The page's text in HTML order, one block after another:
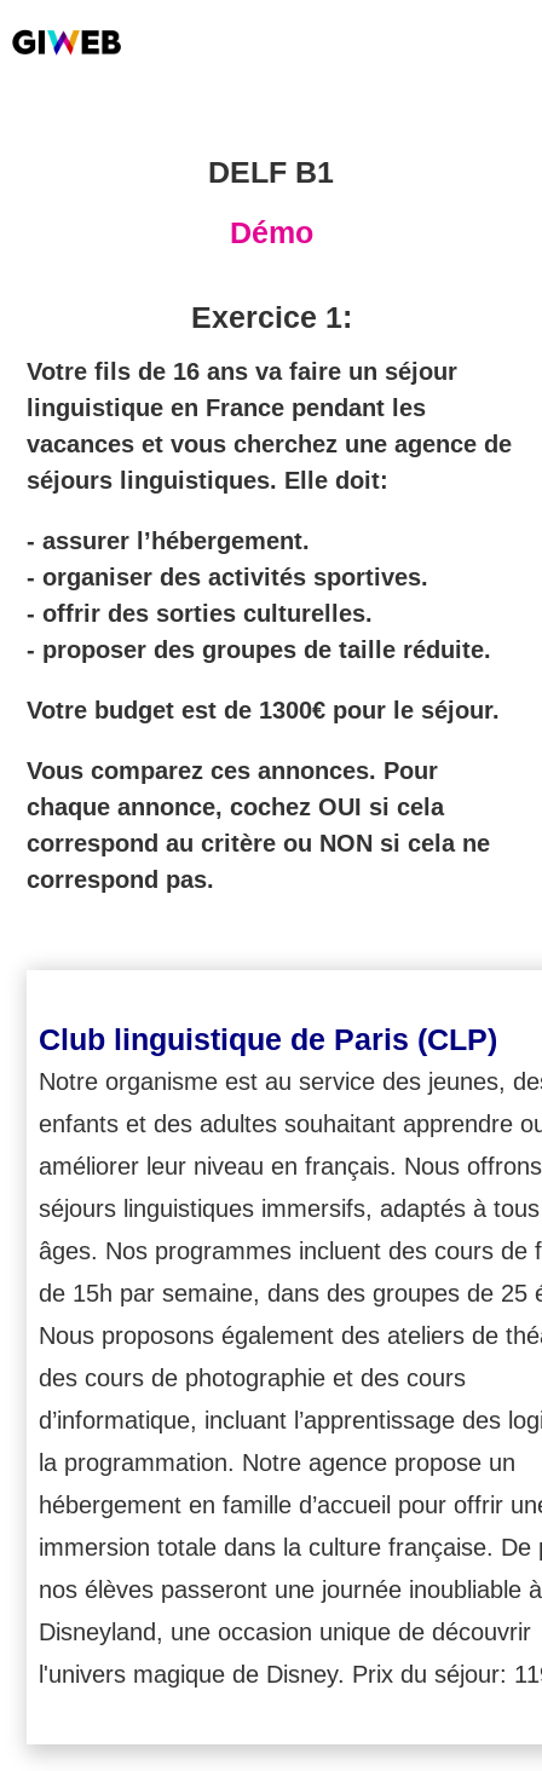
DELF B1
Démo
Exercice 1:
Votre fils de 16 ans va faire un séjour
linguistique en France pendant les
vacances et vous cherchez une agence de
séjours linguistiques. Elle doit:
- assurer l’hébergement.
- organiser des activités sportives.
- offrir des sorties culturelles.
- proposer des groupes de taille réduite.
Votre budget est de 1300€ pour le séjour.
Vous comparez ces annonces. Pour
chaque annonce, cochez OUI si cela
correspond au critère ou NON si cela ne
correspond pas.
Club linguistique de Paris (CLP)
Notre organisme est au service des jeunes,
enfants et des adultes souhaitant apprendre
améliorer leur niveau en français. Nous
séjours linguistiques immersifs, adaptés à
âges. Nos programmes incluent des cours de
de 15h par semaine, dans des groupes de 25
Nous proposons également des ateliers de
des cours de photographie et des cours
d’informatique, incluant l’apprentissage des
la programmation. Notre agence propose un
hébergement en famille d’accueil pour offrir
immersion totale dans la culture française. De
nos élèves passeront une journée inoubliable à
Disneyland, une occasion unique de découvrir
l'univers magique de Disney. Prix du séjour: